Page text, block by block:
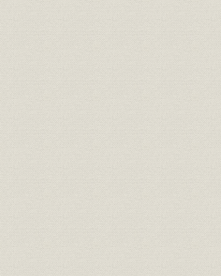
建設業の主務官庁―建設省の出現まで
第3節 経済復興工事の展開
1 明治神宮仮本殿戦災復興工事
2 広島市の復興と当社
3 輸送力の回復
1)東北本線新田―石越間の長期改良工事
2)釜石線新設工事
3)高崎操車場内の電気機関車庫ほか建設工事
4)鉄道省・信濃川発電所第3期工事の再開
5)運輸省大井工場大船分工場関連工事
6)橋梁の架設・復旧工事
4 石炭産業の復興と炭鉱工事
1)初の炭鉱工事に挑む―運輸省志免鉱業所
2)三井鉱山三池鉱業所